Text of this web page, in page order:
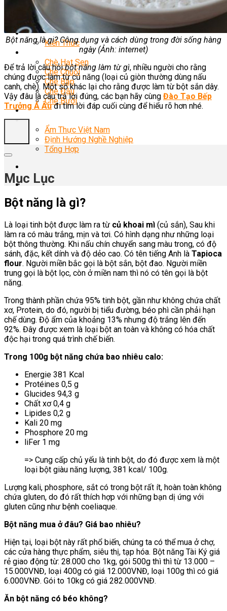
Khai Giảng
Mẹo Nấu Ăn
Nghề Bếp
Kiến Thức
Chè Hạt Sen
Chè Chuối
Chè Bắp
Chè Đậu
Chè Bưởi
Món Ngon Mỗi Ngày
Tin Tức
Ẩm Thực Việt Nam
Định Hướng Nghề Nghiệp
Tổng Hợp
Bột năng là gi? Công dụng và cách dùng trong đời sống hàng
ngày (Ảnh: internet)
Để trả lời câu hỏibột năng làm từ gì, nhiều người cho rằng
chúng được làm từ củ năng (loại củ giòn thường dùng nấu
canh, chè). Một số khác lại cho rằng được làm từ bột sắn dây.
Vậy đâu là câu trả lời đúng, các bạn hãy cùng Đào Tạo Bếp
Trưởng Á Âuđi tìm lời đáp cuối cùng để hiểu rõ hơn nhé.
Mục Lục
Bột năng là gì?
Là loại tinh bột được làm ra từ củ khoai mì (củ sắn), Sau khi
làm ra có màu trắng, mịn và tơi. Có hình dạng như những loại
bột thông thường. Khi nấu chín chuyển sang màu trong, có độ
sánh, đặc, kết dính và độ dẻo cao. Có tên tiếng Anh là Tapioca
flour. Người miền bắc gọi là bột sắn, bột đao. Người miền
trung gọi là bột lọc, còn ở miền nam thì nó có tên gọi là bột
năng.
Trong thành phần chứa 95% tinh bột, gần như không chứa chất
xơ, Protein, do đó, người bị tiểu đường, béo phì cần phải hạn
chế dùng. Độ ẩm của khoảng 13% nhưng độ trắng lên đến
92%. Đây được xem là loại bột an toàn và không có hóa chất
độc hại trong quá trình chế biến.
Trong 100g bột năng chứa bao nhiêu calo:
Energie 381 Kcal
Protéines 0,5 g
Glucides 94,3 g
Chất xơ 0,4 g
Lipides 0,2 g
Kali 20 mg
Phosphore 20 mg
liFer 1 mg
=> Cung cấp chủ yếu là tinh bột, do đó được xem là một
loại bột giàu năng lượng, 381 kcal/ 100g.
Lượng kali, phosphore, sắt có trong bột rất ít, hoàn toàn không
chứa gluten, do đó rất thích hợp với những bạn dị ứng với
gluten cũng như bệnh coeliaque.
Bột năng mua ở đâu? Giá bao nhiêu?
Hiện tại, loại bột này rất phổ biến, chúng ta có thể mua ở chợ,
các cửa hàng thực phẩm, siêu thị, tạp hóa. Bột năng Tài Ký giá
rẻ giao động từ: 28.000 cho 1kg, gói 500g thì thì từ 13.000 –
15.000VNĐ, loại 400g có giá 12.000VNĐ, loại 100g thì có giá
6.000VNĐ. Gói to 10kg có giá 282.000VNĐ.
Ăn bột năng có béo không?